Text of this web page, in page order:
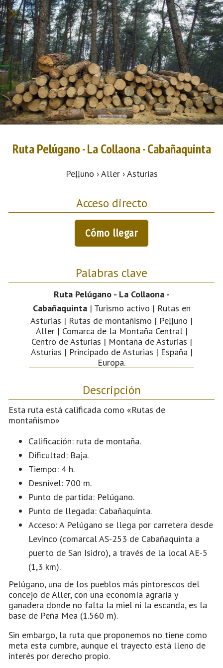
Ruta Pelúgano - La Collaona - Cabañaquinta
Peḷḷuno › Aller › Asturias
Acceso directo
Cómo llegar
Palabras clave
Ruta Pelúgano - La Collaona -
Cabañaquinta| Turismo activo | Rutas en
Asturias | Rutas de montañismo | Peḷḷuno |
Aller | Comarca de la Montaña Central |
Centro de Asturias | Montaña de Asturias |
Asturias | Principado de Asturias | España |
Europa.
Descripción
Esta ruta está calificada como «Rutas de
montañismo»
Calificación: ruta de montaña.
Dificultad: Baja.
Tiempo: 4 h.
Desnivel: 700 m.
Punto de partida: Pelúgano.
Punto de llegada: Cabañaquinta.
Acceso: A Pelúgano se llega por carretera desde
Levinco (comarcal AS-253 de Cabañaquinta a
puerto de San Isidro), a través de la local AE-5
(1,3 km).
Pelúgano, una de los pueblos más pintorescos del
concejo de Aller, con una economía agraria y
ganadera donde no falta la miel ni la escanda, es la
base de Peña Mea (1.560 m).
Sin embargo, la ruta que proponemos no tiene como
meta esta cumbre, aunque el trayecto está lleno de
interés por derecho propio.